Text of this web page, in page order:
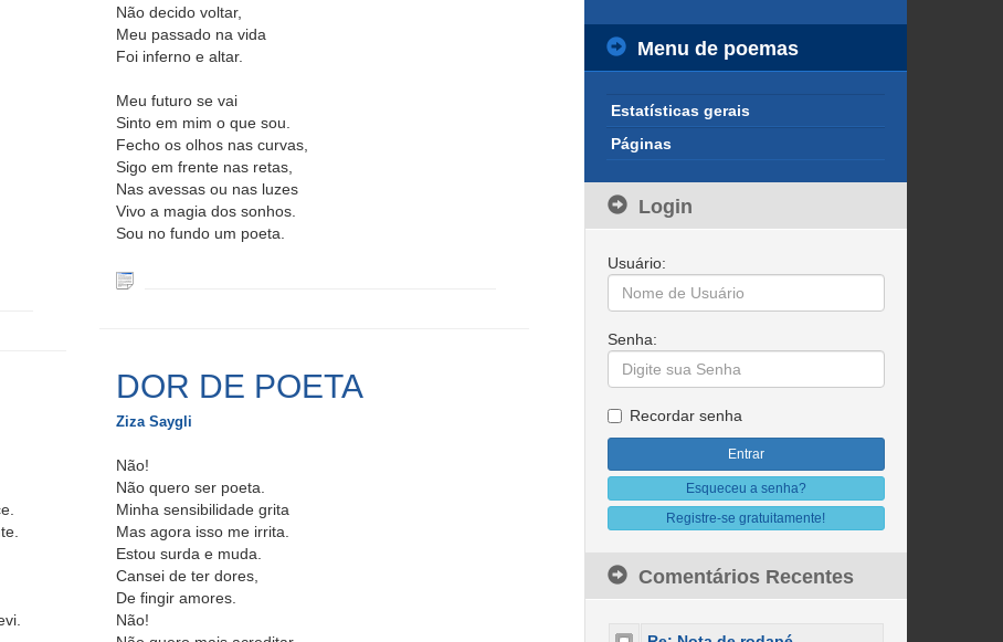
Não decido voltar,
Meu passado na vida
Foi inferno e altar.
Meu futuro se vai
Sinto em mim o que sou.
Fecho os olhos nas curvas,
Sigo em frente nas retas,
Nas avessas ou nas luzes
Vivo a magia dos sonhos.
Sou no fundo um poeta.
DOR DE POETA
Ziza Saygli
Não!
Não quero ser poeta.
Minha sensibilidade grita
Mas agora isso me irrita.
Estou surda e muda.
Cansei de ter dores,
De fingir amores.
Não!
Menu de poemas
Estatísticas gerais
Páginas
Login
Usuário:
Senha:
Recordar senha
Esqueceu a senha?
Registre-se gratuitamente!
Comentários Recentes